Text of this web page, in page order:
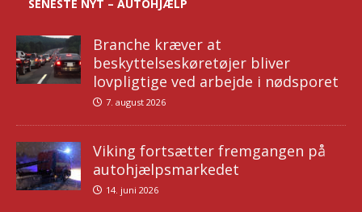
SENESTE NYT – AUTOHJÆLP
Branche kræver at
beskyttelseskøretøjer bliver
lovpligtige ved arbejde i nødsporet
7. august 2026
Viking fortsætter fremgangen på
autohjælpsmarkedet
14. juni 2026